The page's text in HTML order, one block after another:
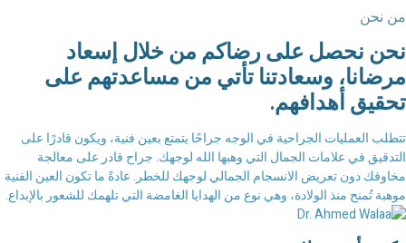
من نحن
نحن نحصل على رضاكم من خلال إسعاد
مرضانا، وسعادتنا تأتي من مساعدتهم على
تحقيق أهدافهم.
تتطلب العمليات الجراحية في الوجه جراحًا يتمتع بعين فنية، ويكون قادرًا على
التدقيق في علامات الجمال التي وهبها الله لوجهك. جراح قادر على معالجة
مخاوفك دون تعريض الانسجام الجمالي لوجهك للخطر. عادةً ما تكون العين الفنية
موهبة تُمنح منذ الولادة، وهي نوع من الهدايا الغامضة التي تلهمك للشعور بالإبداع.